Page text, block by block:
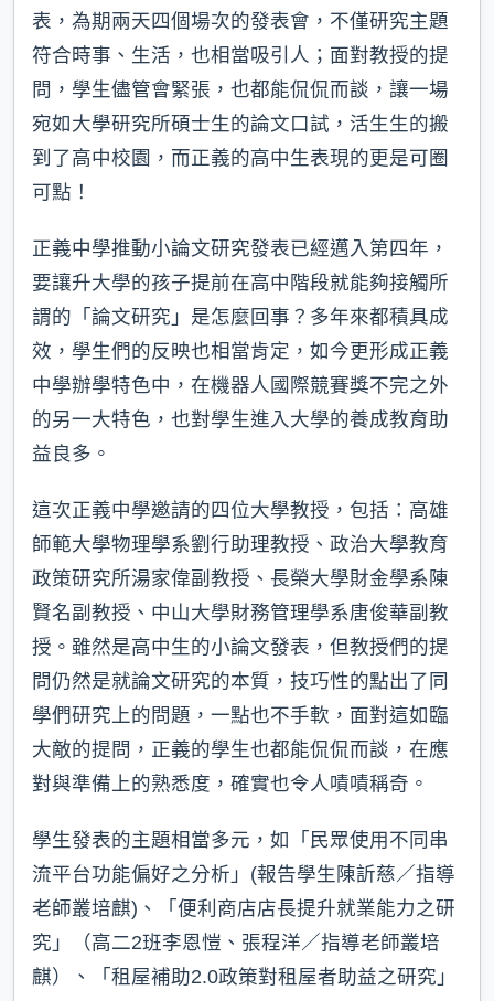
表，為期兩天四個場次的發表會，不僅研究主題
符合時事、生活，也相當吸引人；面對教授的提
問，學生儘管會緊張，也都能侃侃而談，讓一場
宛如大學研究所碩士生的論文口試，活生生的搬
到了高中校園，而正義的高中生表現的更是可圈
可點！
正義中學推動小論文研究發表已經邁入第四年，
要讓升大學的孩子提前在高中階段就能夠接觸所
謂的「論文研究」是怎麼回事？多年來都積具成
效，學生們的反映也相當肯定，如今更形成正義
中學辦學特色中，在機器人國際競賽獎不完之外
的另一大特色，也對學生進入大學的養成教育助
益良多。
這次正義中學邀請的四位大學教授，包括：高雄
師範大學物理學系劉行助理教授、政治大學教育
政策研究所湯家偉副教授、長榮大學財金學系陳
賢名副教授、中山大學財務管理學系唐俊華副教
授。雖然是高中生的小論文發表，但教授們的提
問仍然是就論文研究的本質，技巧性的點出了同
學們研究上的問題，一點也不手軟，面對這如臨
大敵的提問，正義的學生也都能侃侃而談，在應
對與準備上的熟悉度，確實也令人嘖嘖稱奇。
學生發表的主題相當多元，如「民眾使用不同串
流平台功能偏好之分析」(報告學生陳訢慈／指導
老師叢培麒)、「便利商店店長提升就業能力之研
究」（高二2班李恩愷、張程洋／指導老師叢培
麒）、「租屋補助2.0政策對租屋者助益之研究」